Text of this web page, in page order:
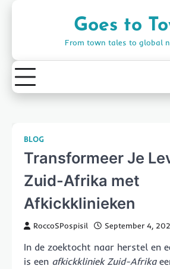
Goes to
From town tales to global
BLOG
Transformeer Je
Zuid-Afrika met
Afkickklinieken
RoccoSPospisil September 4,
In de zoektocht naar herstel en
is een afkickkliniek Zuid-Afrika